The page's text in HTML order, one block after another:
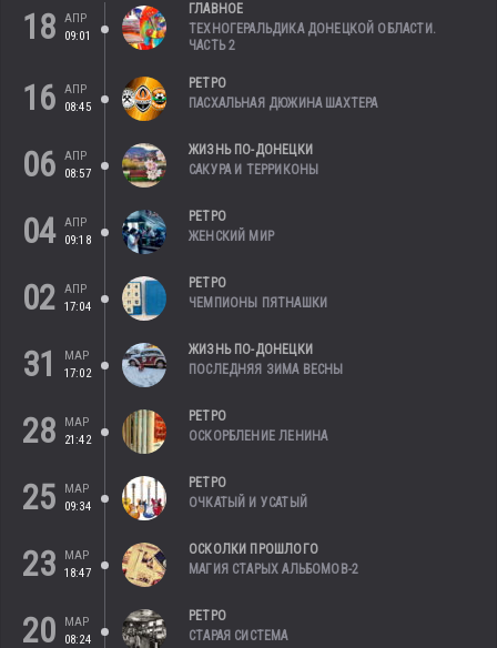
18
АПР
09:01
ГЛАВНОЕ
ТЕХНОГЕРАЛЬДИКА ДОНЕЦКОЙ ОБЛАСТИ.
ЧАСТЬ 2
16
АПР
08:45
РЕТРО
ПАСХАЛЬНАЯ ДЮЖИНА ШАХТЕРА
06
АПР
08:57
ЖИЗНЬ ПО-ДОНЕЦКИ
САКУРА И ТЕРРИКОНЫ
04 АПР
09:18
РЕТРО
ЖЕНСКИЙ МИР
02
АПР
17:04
РЕТРО
ЧЕМПИОНЫ ПЯТНАШКИ
31
МАР
17:02
ЖИЗНЬ ПО-ДОНЕЦКИ
ПОСЛЕДНЯЯ ЗИМА ВЕСНЫ
28
МАР
21:42
РЕТРО
ОСКОРБЛЕНИЕ ЛЕНИНА
25
МАР
09:34
РЕТРО
ОЧКАТЫЙ И УСАТЫЙ
23
МАР
18:47
ОСКОЛКИ ПРОШЛОГО
МАГИЯ СТАРЫХ АЛЬБОМОВ-2
20
МАР
08:24
РЕТРО
СТАРАЯ СИСТЕМА